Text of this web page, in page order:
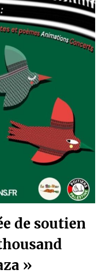
de soutien
»